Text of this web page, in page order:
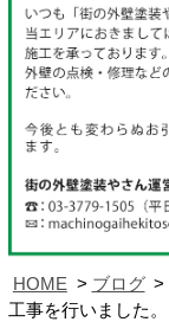
HOME ブログ
工事を行いました。